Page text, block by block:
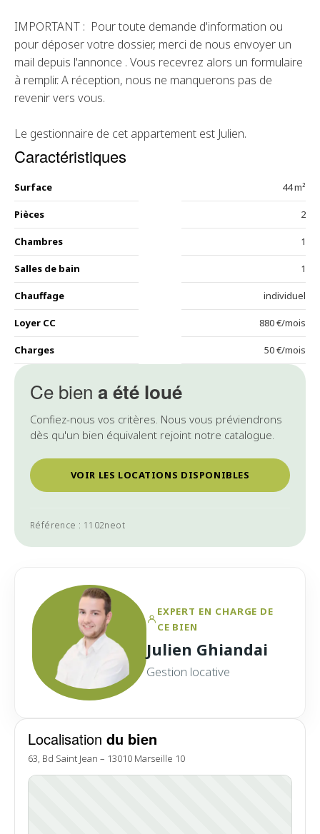
Ce bien a été loué
Confiez-nous vos critères. Nous vous préviendrons
dès qu'un bien équivalent rejoint notre catalogue.
VOIR LES LOCATIONS DISPONIBLES
Référence : 1102neot
Localisation du bien
63, Bd Saint Jean – 13010 Marseille 10
IMPORTANT : Pour toute demande d'information ou
pour déposer votre dossier, merci de nous envoyer un
mail depuis l'annonce . Vous recevrez alors un formulaire
à remplir. A réception, nous ne manquerons pas de
revenir vers vous.
Le gestionnaire de cet appartement est Julien.
Caractéristiques
Surface 44 m²
Pièces 2
Chambres 1
Salles de bain 1
Chauffage individuel
Loyer CC 880 €/mois
Charges 50 €/mois
EXPERT EN CHARGE DE
CE BIEN
Julien Ghiandai
Gestion locative